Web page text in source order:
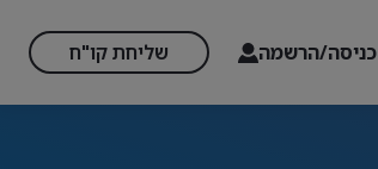
כניסה/הרשמה שליחת קו"ח